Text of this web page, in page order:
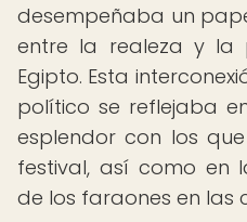
desempeñaba un
entre la realeza y la
Egipto. Esta
político se reflejaba
esplendor con los
festival, así como en
de los faraones en las